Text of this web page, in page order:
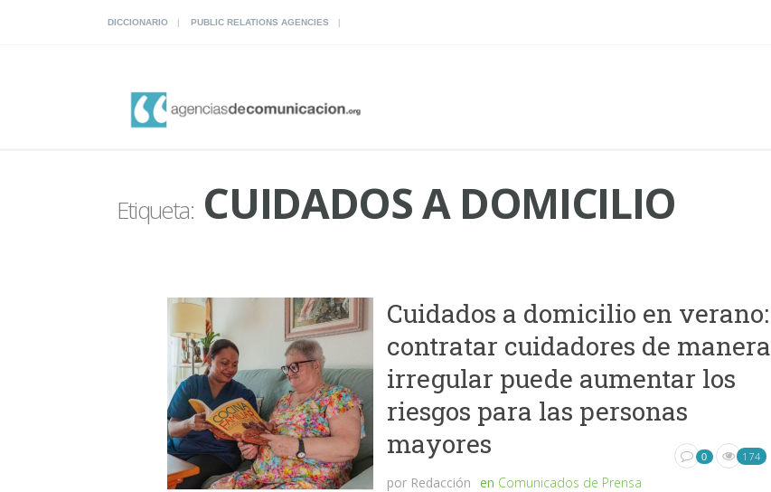
DICCIONARIO PUBLIC RELATIONS AGENCIES
Etiqueta:CUIDADOS A DOMICILIO
Cuidados a domicilio en verano:
contratar cuidadores de manera
irregular puede aumentar los
riesgos para las personas
mayores
por Redacción en Comunicados de Prensa
0 174